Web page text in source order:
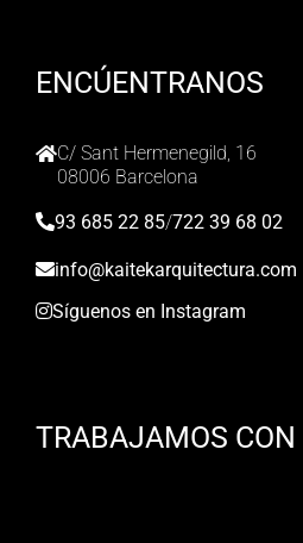
ENCÚENTRANOS
C/ Sant Hermenegild, 16
08006 Barcelona
93 685 22 85/722 39 68 02
info@kaitekarquitectura.com
Síguenos en Instagram
TRABAJAMOS CON